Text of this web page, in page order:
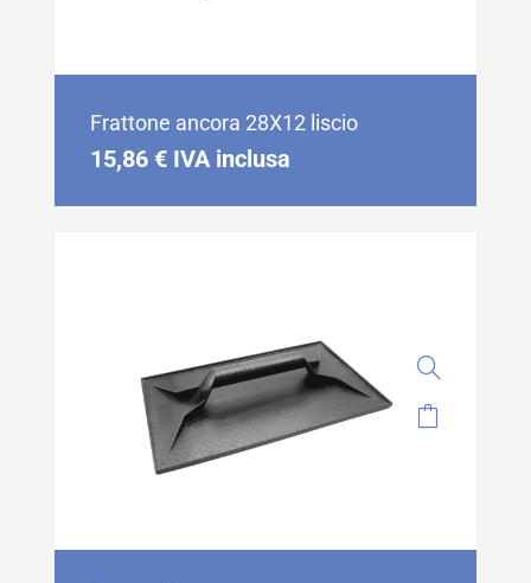
Frattone ancora 28X12 liscio
15,86 € IVA inclusa